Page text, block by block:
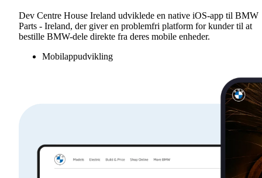
Dev Centre House Ireland udviklede en native iOS-app til BMW
Parts - Ireland, der giver en problemfri platform for kunder til at
bestille BMW-dele direkte fra deres mobile enheder.
Mobilappudvikling